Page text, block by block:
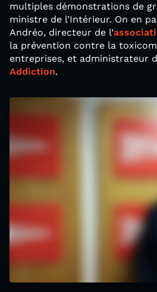
multiples démonstrations de
ministre de l’Intérieur. On en
Andréo, directeur de l’
la prévention contre la
entreprises, et administrateur
Addiction.